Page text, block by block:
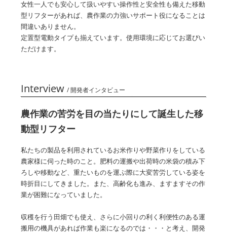
女性一人でも安心して扱いやすい操作性と安全性も備えた移動
型リフターがあれば、農作業の力強いサポート役になることは
間違いありません。
定置型電動タイプも揃えています。使用環境に応じてお選びい
ただけます。
Interview/ 開発者インタビュー
農作業の苦労を目の当たりにして誕生した移
動型リフター
私たちの製品を利用されているお米作りや野菜作りをしている
農家様に伺った時のこと。肥料の運搬や出荷時の米袋の積み下
ろしや移動など、重たいものを運ぶ際に大変苦労している姿を
時折目にしてきました。また、高齢化も進み、ますますその作
業が困難になっていました。
収穫を行う田畑でも使え、さらに小回りの利く利便性のある運
搬用の機具があれば作業も楽になるのでは・・・と考え、開発